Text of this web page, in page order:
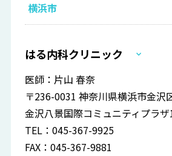
横浜市
はる内科クリニック
医師：片山 春奈
〒236-0031 神奈川県横浜市金沢
金沢八景国際コミュニティプラ
TEL：045-367-9925
FAX：045-367-9881